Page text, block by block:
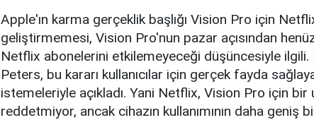
Apple'ın karma gerçeklik başlığı Vision Pro için
geliştirmemesi, Vision Pro'nun pazar açısından
Netflix abonelerini etkilemeyeceği düşüncesiyle ilgili.
Peters, bu kararı kullanıcılar için gerçek fayda
istemeleriyle açıkladı. Yani Netflix, Vision Pro için
reddetmiyor, ancak cihazın kullanımının daha geniş